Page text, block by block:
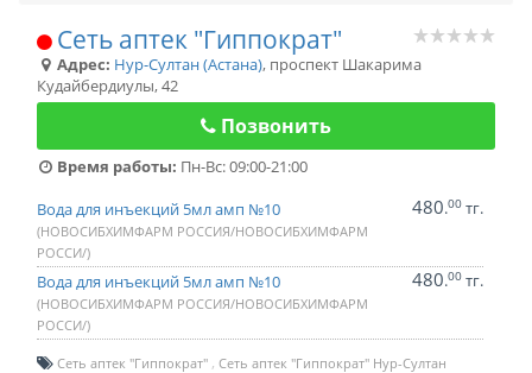
Сеть аптек "Гиппократ"
Адрес: Нур-Султан (Астана), проспект Шакарима
Кудайбердиулы, 42
Позвонить
Время работы: Пн-Вс: 09:00-21:00
Вода для инъекций 5мл амп №10
(НОВОСИБХИМФАРМ РОССИЯ/НОВОСИБХИМФАРМ
РОССИ/)
480.00 тг.
Вода для инъекций 5мл амп №10
(НОВОСИБХИМФАРМ РОССИЯ/НОВОСИБХИМФАРМ
РОССИ/)
480.00 тг.
Сеть аптек "Гиппократ" Сеть аптек "Гиппократ" Нур-Султан